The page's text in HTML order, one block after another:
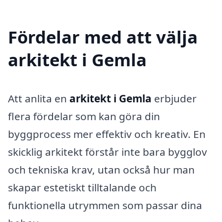
Fördelar med att välja
arkitekt i Gemla
Att anlita en arkitekt i Gemla erbjuder
flera fördelar som kan göra din
byggprocess mer effektiv och kreativ. En
skicklig arkitekt förstår inte bara bygglov
och tekniska krav, utan också hur man
skapar estetiskt tilltalande och
funktionella utrymmen som passar dina